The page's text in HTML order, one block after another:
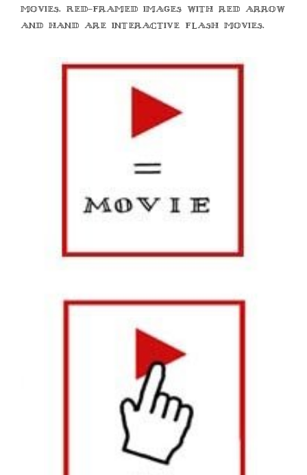
movies. Red-framed images with red arrow
and hand are interactive flash movies.